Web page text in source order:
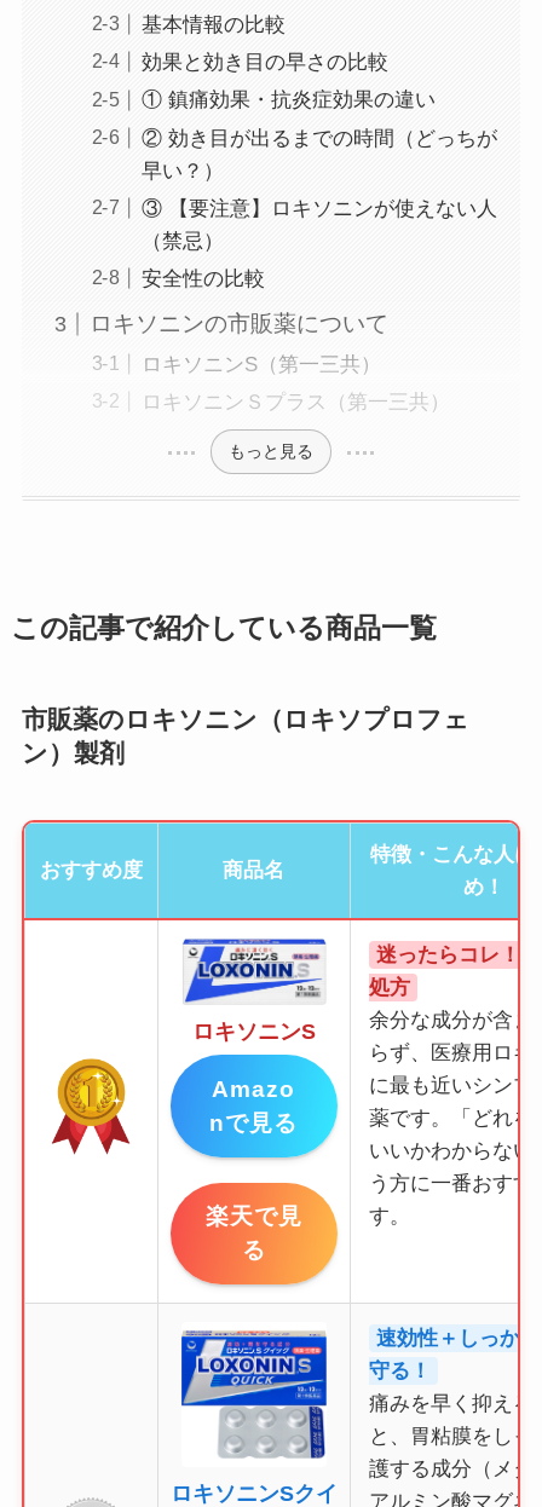
基本情報の比較
効果と効き目の早さの比較
① 鎮痛効果・抗炎症効果の違い
② 効き目が出るまでの時間（どっちが
早い？）
③ 【要注意】ロキソニンが使えない人
（禁忌）
安全性の比較
ロキソニンの市販薬について
ロキソニンS（第一三共）
ロキソニンＳプラス（第一三共）
もっと見る
この記事で紹介している商品一覧
市販薬のロキソニン（ロキソプロフェ
ン）製剤
おすすめ度 商品名
特徴・こんな人に
め！
ロキソニンS
Amazo
nで見る
楽天で見
る
迷ったらコレ！
処方
余分な成分が含ま
らず、医療用ロキ
に最も近いシンプ
薬です。「どれを
いいかわからない
う方に一番おすす
す。
ロキソニンSクイ
速効性＋しっか
守る！
痛みを早く抑える
と、胃粘膜をしっ
護する成分（メタ
アルミン酸マグネ